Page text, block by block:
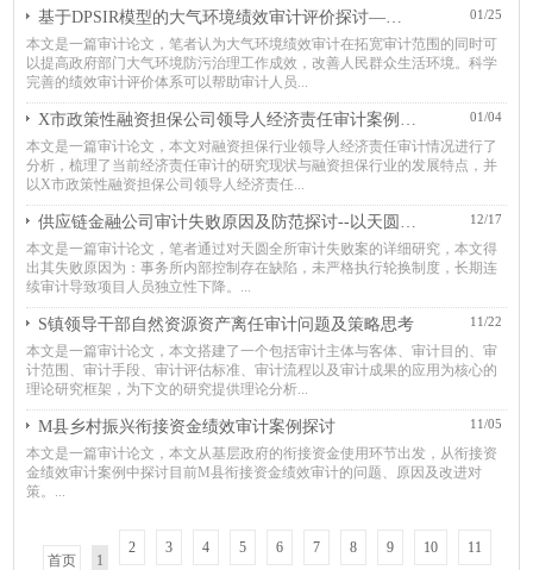
01/25
本文是一篇审计论文，笔者认为大气环境绩效审计在拓宽审计范围的同时可
以提高政府部门大气环境防污治理工作成效，改善人民群众生活环境。科学
完善的绩效审计评价体系可以帮助审计人员...
01/04
本文是一篇审计论文，本文对融资担保行业领导人经济责任审计情况进行了
分析，梳理了当前经济责任审计的研究现状与融资担保行业的发展特点，并
以X市政策性融资担保公司领导人经济责任...
12/17
本文是一篇审计论文，笔者通过对天圆全所审计失败案的详细研究，本文得
出其失败原因为：事务所内部控制存在缺陷，未严格执行轮换制度，长期连
续审计导致项目人员独立性下降。...
S镇领导干部自然资源资产离任审计问题及策略思考 11/22
本文是一篇审计论文，本文搭建了一个包括审计主体与客体、审计目的、审
计范围、审计手段、审计评估标准、审计流程以及审计成果的应用为核心的
理论研究框架，为下文的研究提供理论分析...
M县乡村振兴衔接资金绩效审计案例探讨 11/05
本文是一篇审计论文，本文从基层政府的衔接资金使用环节出发，从衔接资
金绩效审计案例中探讨目前M县衔接资金绩效审计的问题、原因及改进对
策。...
首页 1
2 3 4 5 6 7 8 9 10 11